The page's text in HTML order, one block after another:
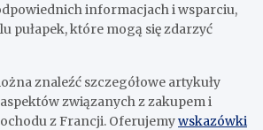
informacjach i wsparciu,
pułapek, które mogą się zdarzyć
znaleźć szczegółowe artykuły
związanych z zakupem i
z Francji. Oferujemywskazówki